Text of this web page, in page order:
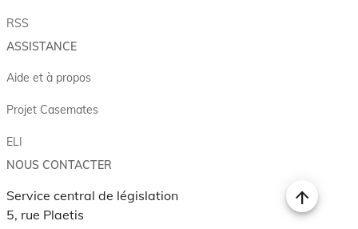
RSS
ASSISTANCE
Aide et à propos
Projet Casemates
ELI
NOUS CONTACTER
Service central de législation
5, rue Plaetis